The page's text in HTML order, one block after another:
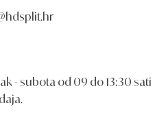
- subota od 09 do 13:30 sati